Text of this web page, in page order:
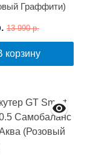
Граффити)
13 990 р.
корзину